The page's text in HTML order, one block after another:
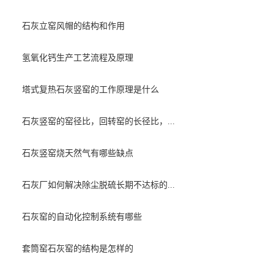
石灰立窑风帽的结构和作用
氢氧化钙生产工艺流程及原理
塔式复热石灰竖窑的工作原理是什么
石灰竖窑的窑径比，回转窑的长径比，...
石灰竖窑烧天然气有哪些缺点
石灰厂如何解决除尘脱硫长期不达标的...
石灰窑的自动化控制系统有哪些
套筒窑石灰窑的结构是怎样的